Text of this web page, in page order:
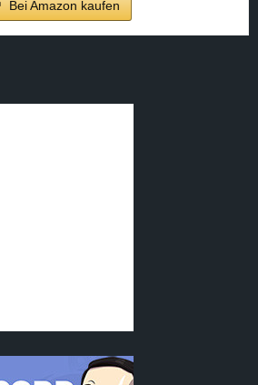
Bei Amazon kaufen